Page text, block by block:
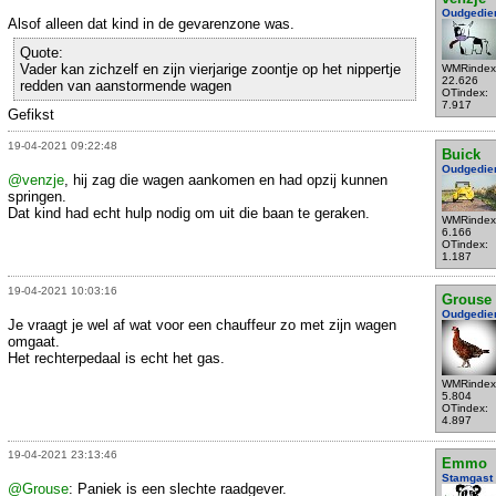
22.626
OTindex:
7.917
Alsof alleen dat kind in de gevarenzone was.
Quote:
Vader kan zichzelf en zijn vierjarige zoontje op het nippertje
redden van aanstormende wagen
Gefikst
19-04-2021 09:22:48
Buick
6.166
OTindex:
1.187
@venzje , hij zag die wagen aankomen en had opzij kunnen
springen.
Dat kind had echt hulp nodig om uit die baan te geraken.
19-04-2021 10:03:16
Grouse
5.804
OTindex:
4.897
Je vraagt je wel af wat voor een chauffeur zo met zijn wagen
omgaat.
Het rechterpedaal is echt het gas.
19-04-2021 23:13:46
Emmo
Stamgast
@Grouse: Paniek is een slechte raadgever.